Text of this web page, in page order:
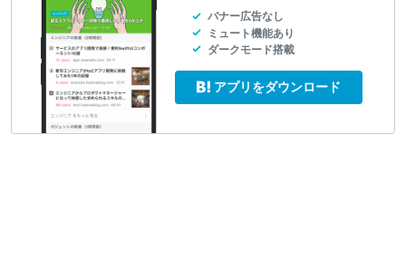
バナー広告なし
ミュート機能あり
ダークモード搭載
アプリをダウンロード